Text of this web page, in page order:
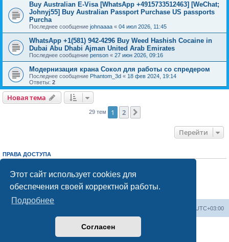
Этот сайт использует cookies для
обеспечения своей корректной работы.
Подробнее
Согласен
Buy Australian E-Visa [WhatsApp +4915733512463] [WeChat;
Johnyj55] Buy Australian Passport Purchase US passports
Purcha
Последнее сообщение johnaaaa « 04 июл 2026, 11:45
WhatsApp +1(581) 942-4296 Buy Weed Hashish Cocaine in
Dubai Abu Dhabi Ajman United Arab Emirates
Последнее сообщение penson « 27 июн 2026, 09:16
Модернизация крана Сокол для работы со спредером
Последнее сообщение Phantom_3d « 18 фев 2024, 19:14
Ответы: 2
Новая тема
29 тем 1 2
Перейти
ПРАВА ДОСТУПА
Выне можетеотвечать на сообщения
Выне можетередактировать свои сообщения
Выне можетеудалять свои сообщения
добавлять вложения
UTC+03:00
Создано на основеphpBB® Forum Software © phpBB Limited
Русская поддержка phpBB